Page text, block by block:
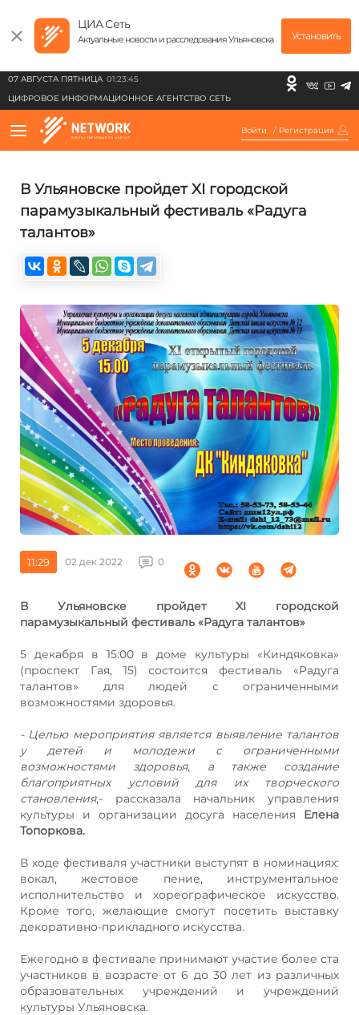
ЦИА Сеть
Актуальные новости и расследования Ульяновска Установить
07 АВГУСТА ПЯТНИЦА 01:23:45
ЦИФРОВОЕ ИНФОРМАЦИОННОЕ АГЕНТСТВО СЕТЬ
Войти / Регистрация
В Ульяновске пройдет XI городской
парамузыкальный фестиваль «Радуга
талантов»
11:29 02 дек 2022 0
В Ульяновске пройдет XI городской
парамузыкальный фестиваль «Радуга талантов»
5 декабря в 15:00 в доме культуры «Киндяковка»
(проспект Гая, 15) состоится фестиваль «Радуга
талантов» для людей с ограниченными
возможностями здоровья.
- Целью мероприятия является выявление талантов
у детей и молодежи с ограниченными
возможностями здоровья, а также создание
благоприятных условий для их творческого
становления,- рассказала начальник управления
культуры и организации досуга населения Елена
Топоркова.
В ходе фестиваля участники выступят в номинациях:
вокал, жестовое пение, инструментальное
исполнительство и хореографическое искусство.
Кроме того, желающие смогут посетить выставку
декоративно-прикладного искусства.
Ежегодно в фестивале принимают участие более ста
участников в возрасте от 6 до 30 лет из различных
образовательных учреждений и учреждений
культуры Ульяновска.